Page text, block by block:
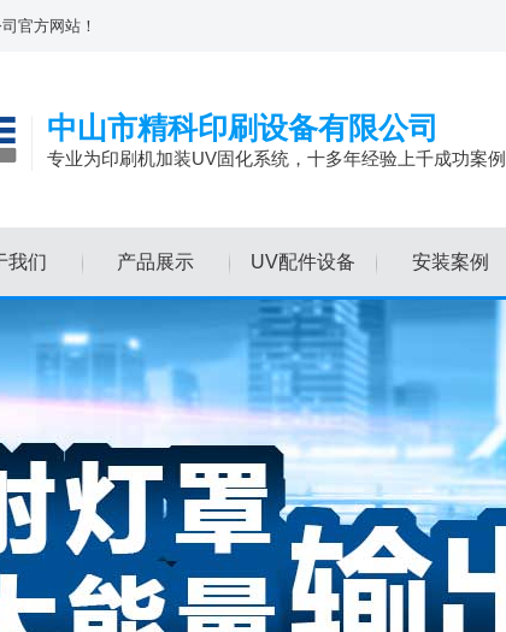
官方网站！
中山市精科印刷设备有限公司
专业为印刷机加装UV固化系统，十多年经验上千成功案例
我们 产品展示 UV配件设备 安装案例